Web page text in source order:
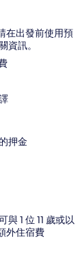
在出發前使用預
資訊。
押金
1 位 11 歲或以
外住宿費